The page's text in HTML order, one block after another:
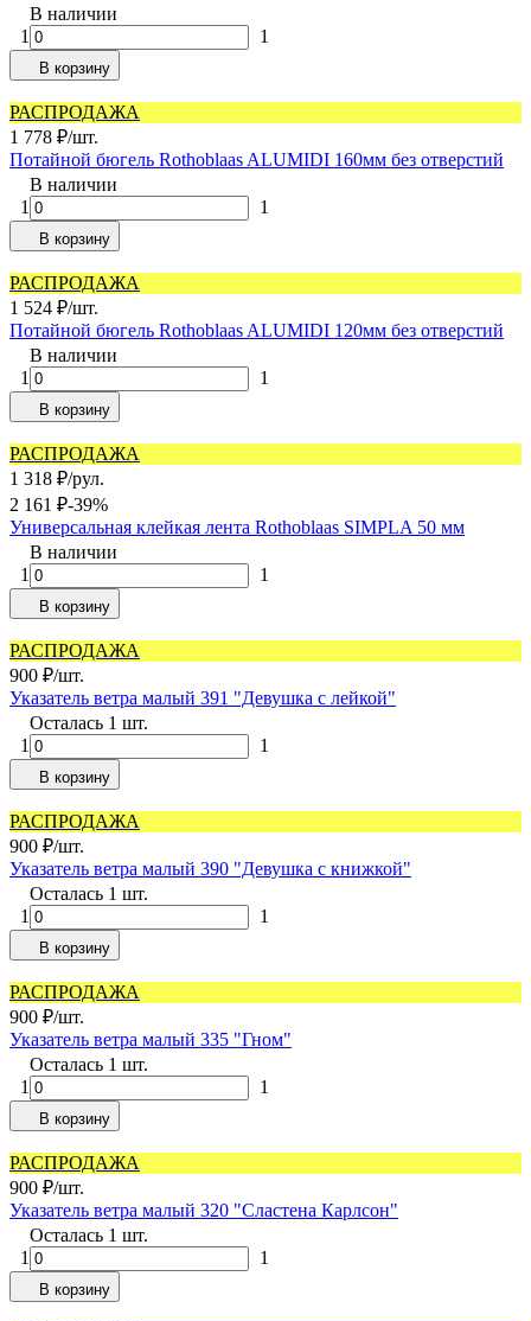
В наличии
1
1
В корзину
РАСПРОДАЖА
1 778 ₽/шт.
Потайной бюгель Rothoblaas ALUMIDI 160мм без отверстий
В наличии
1
1
В корзину
РАСПРОДАЖА
1 524 ₽/шт.
Потайной бюгель Rothoblaas ALUMIDI 120мм без отверстий
В наличии
1
1
В корзину
РАСПРОДАЖА
1 318 ₽/рул.
2 161 ₽-39%
Универсальная клейкая лента Rothoblaas SIMPLA 50 мм
В наличии
1
1
В корзину
РАСПРОДАЖА
900 ₽/шт.
Указатель ветра малый 391 "Девушка с лейкой"
Осталась 1 шт.
1
1
В корзину
РАСПРОДАЖА
900 ₽/шт.
Указатель ветра малый 390 "Девушка с книжкой"
Осталась 1 шт.
1
1
В корзину
РАСПРОДАЖА
900 ₽/шт.
Указатель ветра малый 335 "Гном"
Осталась 1 шт.
1
1
В корзину
РАСПРОДАЖА
900 ₽/шт.
Указатель ветра малый 320 "Сластена Карлсон"
Осталась 1 шт.
1
1
В корзину